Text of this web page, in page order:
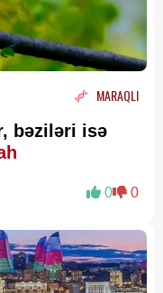
MARAQLI
bəziləri isə
0 0